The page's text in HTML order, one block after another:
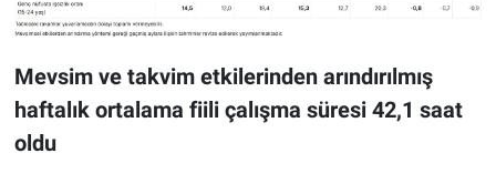
Mevsim ve takvim etkilerinden arındırılmış
haftalık ortalama fiili çalışma süresi 42,1 saat
oldu